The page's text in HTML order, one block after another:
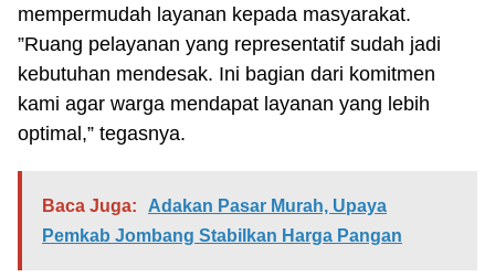
mempermudah layanan kepada masyarakat.
”Ruang pelayanan yang representatif sudah jadi
kebutuhan mendesak. Ini bagian dari komitmen
kami agar warga mendapat layanan yang lebih
optimal,” tegasnya.
Baca Juga:
Adakan Pasar Murah, Upaya
Pemkab Jombang Stabilkan Harga Pangan